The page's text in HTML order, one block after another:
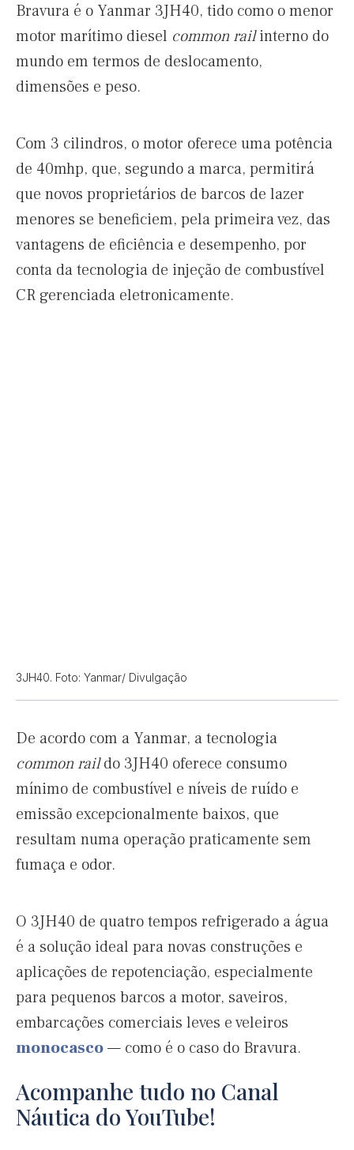
Bravura é o Yanmar 3JH40, tido como o menor
motor marítimo diesel common railinterno do
mundo em termos de deslocamento,
dimensões e peso.
Com 3 cilindros, o motor oferece uma potência
de 40mhp, que, segundo a marca, permitirá
que novos proprietários de barcos de lazer
menores se beneficiem, pela primeira vez, das
vantagens de eficiência e desempenho, por
conta da tecnologia de injeção de combustível
CR gerenciada eletronicamente.
3JH40. Foto: Yanmar/ Divulgação
De acordo com a Yanmar, a tecnologia
common raildo 3JH40 oferece consumo
mínimo de combustível e níveis de ruído e
emissão excepcionalmente baixos, que
resultam numa operação praticamente sem
fumaça e odor.
O 3JH40 de quatro tempos refrigerado a água
é a solução ideal para novas construções e
aplicações de repotenciação, especialmente
para pequenos barcos a motor, saveiros,
embarcações comerciais leves e veleiros
monocasco— como é o caso do Bravura.
Acompanhe tudo no Canal
Náutica do YouTube!